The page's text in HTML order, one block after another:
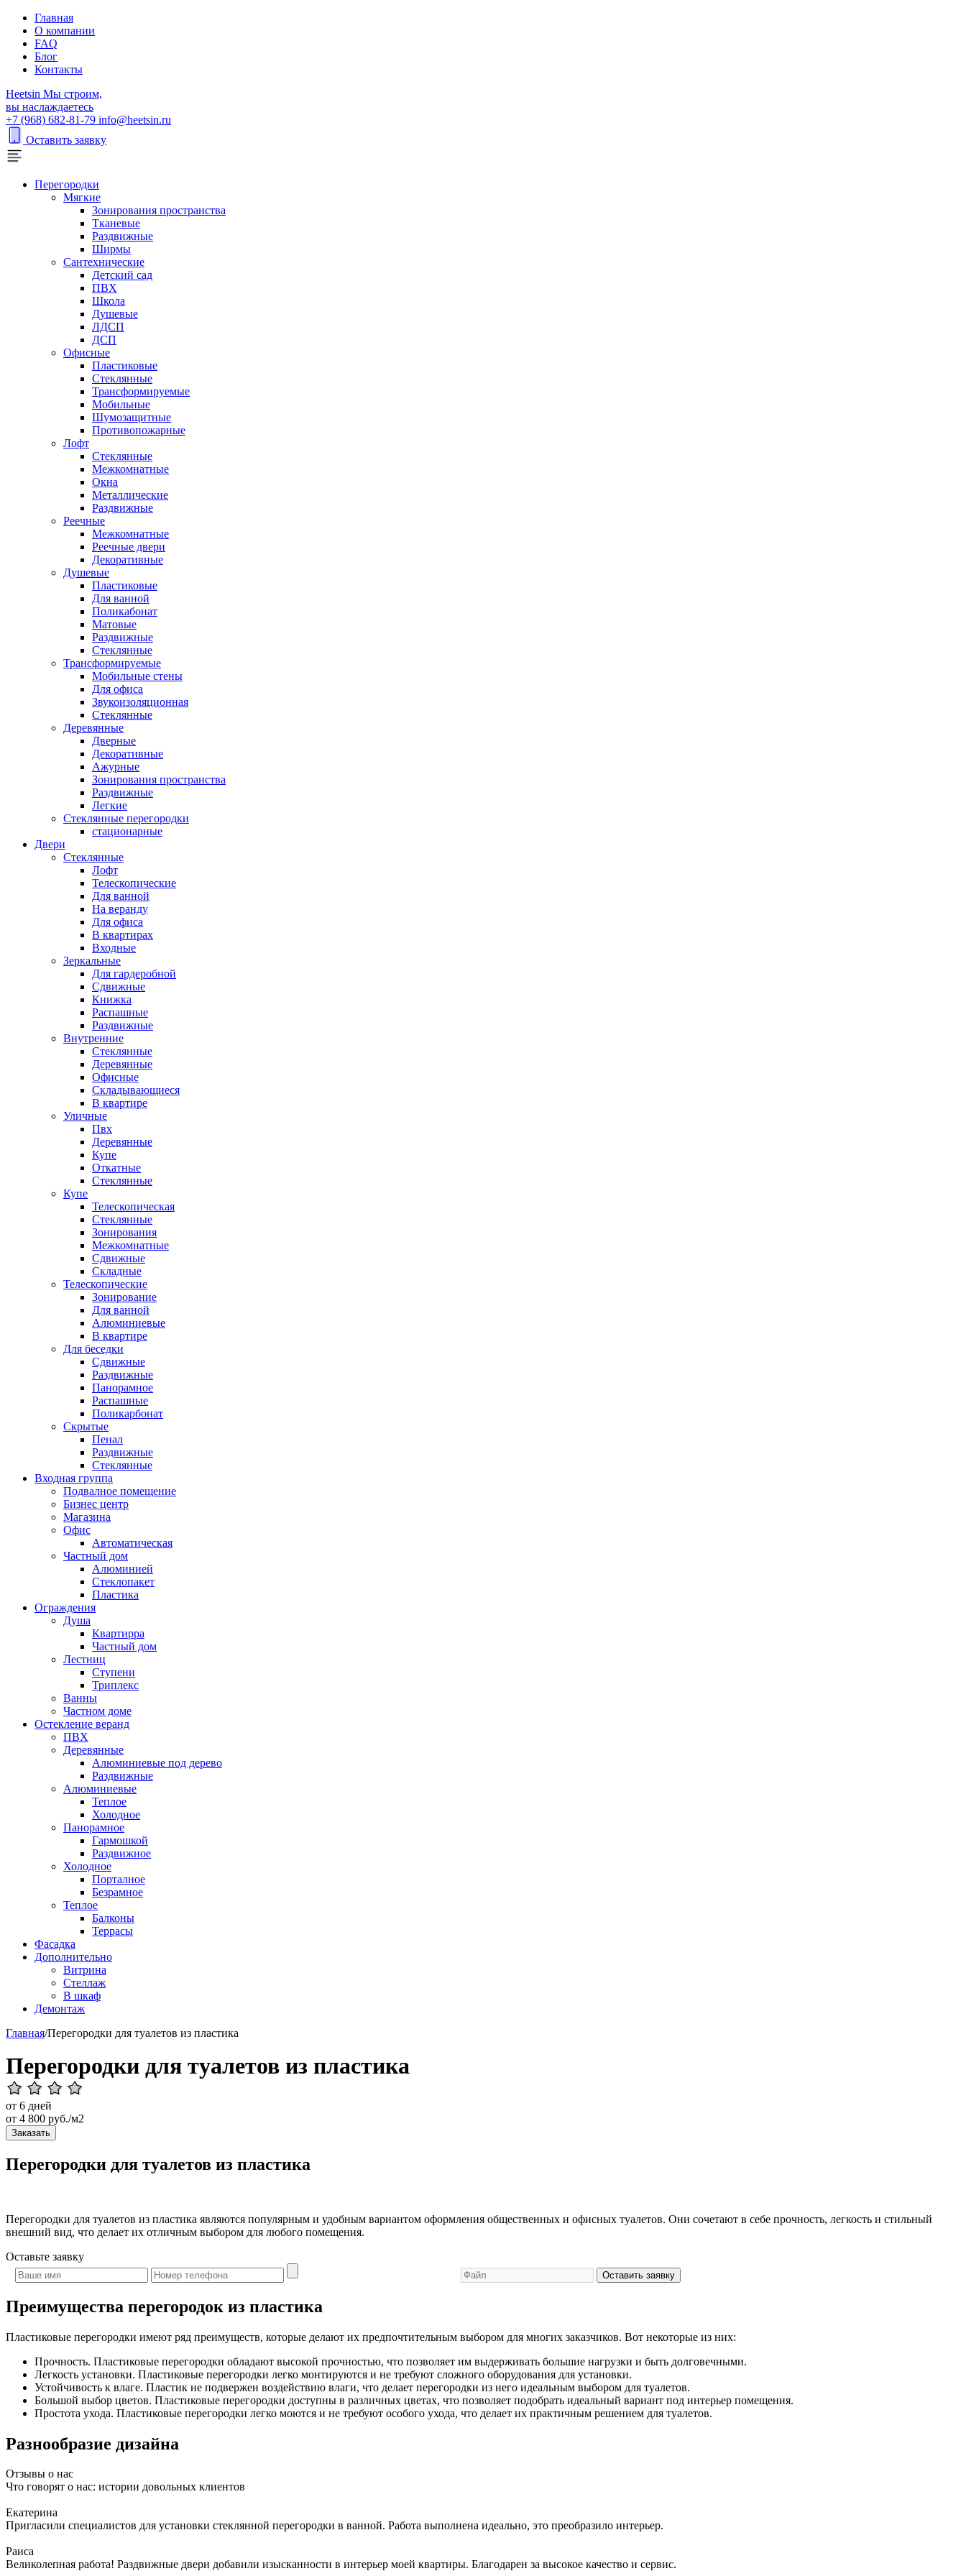
Главная
О компании
FAQ
Блог
Контакты
Heetsin Мы строим,
вы наслаждаетесь
+7 (968) 682-81-79 info@heetsin.ru
Оставить заявку
Перегородки
Мягкие
Зонирования пространства
Тканевые
Раздвижные
Ширмы
Сантехнические
Детский сад
ПВХ
Школа
Душевые
ЛДСП
ДСП
Офисные
Пластиковые
Стеклянные
Трансформируемые
Мобильные
Шумозащитные
Противопожарные
Лофт
Стеклянные
Межкомнатные
Окна
Металлические
Раздвижные
Реечные
Межкомнатные
Реечные двери
Декоративные
Душевые
Пластиковые
Для ванной
Поликабонат
Матовые
Раздвижные
Стеклянные
Трансформируемые
Мобильные стены
Для офиса
Звукоизоляционная
Стеклянные
Деревянные
Дверные
Декоративные
Ажурные
Зонирования пространства
Раздвижные
Легкие
Стеклянные перегородки
стационарные
Двери
Стеклянные
Лофт
Телескопические
Для ванной
На веранду
Для офиса
В квартирах
Входные
Зеркальные
Для гардеробной
Сдвижные
Книжка
Распашные
Раздвижные
Внутренние
Стеклянные
Деревянные
Офисные
Складывающиеся
В квартире
Уличные
Пвх
Деревянные
Купе
Откатные
Стеклянные
Купе
Телескопическая
Стеклянные
Зонирования
Межкомнатные
Сдвижные
Складные
Телескопические
Зонирование
Для ванной
Алюминиевые
В квартире
Для беседки
Сдвижные
Раздвижные
Панорамное
Распашные
Поликарбонат
Скрытые
Пенал
Раздвижные
Стеклянные
Входная группа
Подвалное помещение
Бизнес центр
Магазина
Офис
Автоматическая
Частный дом
Алюминией
Стеклопакет
Пластика
Ограждения
Душа
Квартирра
Частный дом
Лестниц
Ступени
Триплекс
Ванны
Частном доме
Остекление веранд
ПВХ
Деревянные
Алюминиевые под дерево
Раздвижные
Алюминиевые
Теплое
Холодное
Панорамное
Гармошкой
Раздвижное
Холодное
Порталное
Безрамное
Теплое
Балконы
Террасы
Фасадка
Дополнительно
Витрина
Стеллаж
В шкаф
Демонтаж
Главная/Перегородки для туалетов из пластика
Перегородки для туалетов из пластика
от 6 дней
от 4 800 руб./м2
Заказать
Перегородки для туалетов из пластика
Перегородки для туалетов из пластика являются популярным и удобным вариантом оформления общественных и офисных туалетов. Они сочетают в себе прочность, легкость и стильный
внешний вид, что делает их отличным выбором для любого помещения.
Оставьте заявку
Оставить заявку
Преимущества перегородок из пластика
Пластиковые перегородки имеют ряд преимуществ, которые делают их предпочтительным выбором для многих заказчиков. Вот некоторые из них:
Прочность. Пластиковые перегородки обладают высокой прочностью, что позволяет им выдерживать большие нагрузки и быть долговечными.
Легкость установки. Пластиковые перегородки легко монтируются и не требуют сложного оборудования для установки.
Устойчивость к влаге. Пластик не подвержен воздействию влаги, что делает перегородки из него идеальным выбором для туалетов.
Большой выбор цветов. Пластиковые перегородки доступны в различных цветах, что позволяет подобрать идеальный вариант под интерьер помещения.
Простота ухода. Пластиковые перегородки легко моются и не требуют особого ухода, что делает их практичным решением для туалетов.
Разнообразие дизайна
Отзывы о нас
Что говорят о нас: истории довольных клиентов
Екатерина
Пригласили специалистов для установки стеклянной перегородки в ванной. Работа выполнена идеально, это преобразило интерьер.
Раиса
Великолепная работа! Раздвижные двери добавили изысканности в интерьер моей квартиры. Благодарен за высокое качество и сервис.